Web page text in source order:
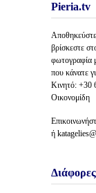
Pieria.tv
βρίσκεστε
φωτογραφία
που κάνατε
Κινητό: +30
Οικονομίδη
ή